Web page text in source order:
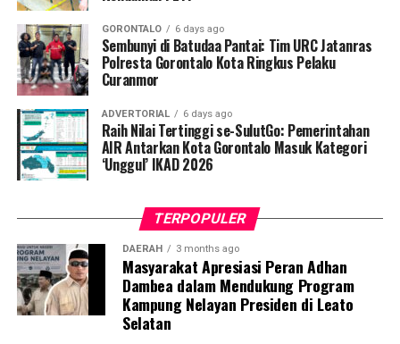
Selain itu, program ini diharapkan dapat
pertumbuhan ekonomi
daerahsekaligusmeningkatkan kesejahteraan petani
lokal.
benar diperhatikan. Temuan seperti ini tidak boleh
terulang kembali,” ujar dr. Darsianti.
Dari hasil dialog dengan pihak sekolah dan siswa,
80 persen siswa mengaku sangat terbantu
adanya program Makan Bergizi Gratis, sementara10
persen lainnya menilai belum terlalu
membutuhkanprogram tersebut bahkan mengusulkan
Namun, Komisi IV menegaskan tujuan utama program
pemenuhan gizi siswa di sekolah
bentuk bantuan tunai.
Lebih lanjut,
dr. Darsianti Tunamemberikan sejumlah
saran untuk peningkatan kualitas pelaksanaan program
GORONTALO 6 days ago
Sembunyi di Batudaa Pantai: Tim URC Jatanras
Polresta Gorontalo Kota Ringkus Pelaku
Curanmor
ADVERTORIAL 6 days ago
Raih Nilai Tertinggi se-SulutGo: Pemerintahan
AIR Antarkan Kota Gorontalo Masuk Kategori
‘Unggul’ IKAD 2026
TERPOPULER
DAERAH 3 months ago
Masyarakat Apresiasi Peran Adhan
Dambea dalam Mendukung Program
Kampung Nelayan Presiden di Leato
Selatan